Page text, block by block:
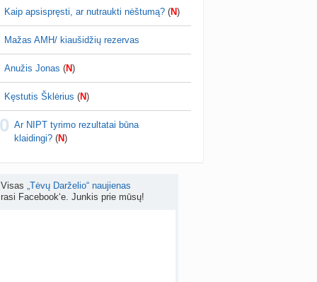
ribos (11)
danguolyte prieš 4 d.
ar nutraukti nėštumą? (+21)
Liudeselis prieš 4 d.
RutaReads prieš 5 d.
Kaip apsispręsti, ar nutraukti nėštumą? (N)
Mažas AMH/ kiaušidžių rezervas
Anužis Jonas (N)
Kęstutis Šklėrius (N)
Ar NIPT tyrimo rezultatai būna
klaidingi? (N)
Visas „Tėvų Darželio“ naujienas
rasi Facebook‘e. Junkis prie mūsų!